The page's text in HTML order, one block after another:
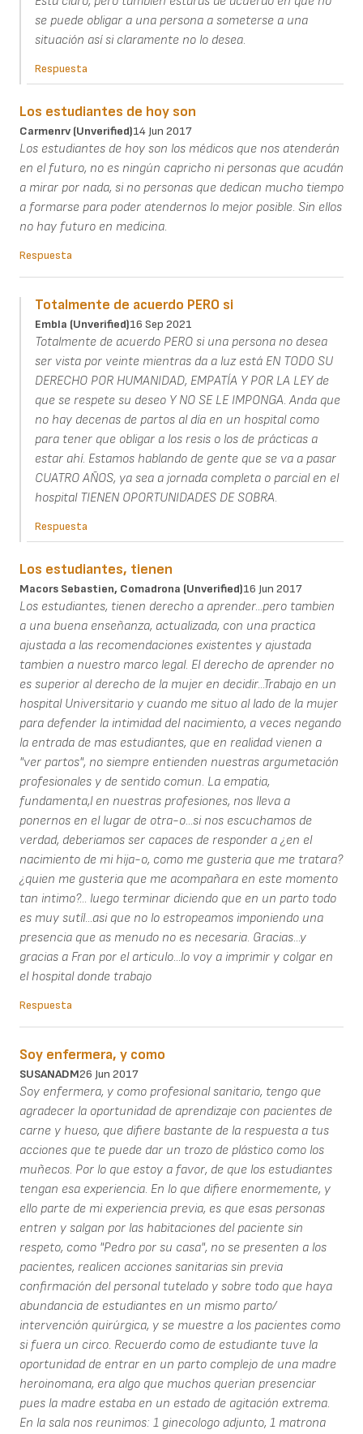
se puede obligar a una persona a someterse a una
situación así si claramente no lo desea.
Respuesta
Los estudiantes de hoy son
Carmenrv (unverified)14 Jun 2017
Los estudiantes de hoy son los médicos que nos atenderán
en el futuro, no es ningún capricho ni personas que acudán
a mirar por nada, si no personas que dedican mucho tiempo
a formarse para poder atendernos lo mejor posible. Sin ellos
no hay futuro en medicina.
Respuesta
Totalmente de acuerdo PERO si
Embla (unverified)16 Sep 2021
Totalmente de acuerdo PERO si una persona no desea
ser vista por veinte mientras da a luz está EN TODO SU
DERECHO POR HUMANIDAD, EMPATÍA Y POR LA LEY de
que se respete su deseo Y NO SE LE IMPONGA. Anda que
no hay decenas de partos al día en un hospital como
para tener que obligar a los resis o los de prácticas a
estar ahí. Estamos hablando de gente que se va a pasar
CUATRO AÑOS, ya sea a jornada completa o parcial en el
hospital TIENEN OPORTUNIDADES DE SOBRA.
Respuesta
Los estudiantes, tienen
Macors Sebastien, Comadrona (unverified)16 Jun 2017
Los estudiantes, tienen derecho a aprender...pero tambien
a una buena enseñanza, actualizada, con una practica
ajustada a las recomendaciones existentes y ajustada
tambien a nuestro marco legal. El derecho de aprender no
es superior al derecho de la mujer en decidir...Trabajo en un
hospital Universitario y cuando me situo al lado de la mujer
para defender la intimidad del nacimiento, a veces negando
la entrada de mas estudiantes, que en realidad vienen a
"ver partos", no siempre entienden nuestras argumetación
profesionales y de sentido comun. La empatia,
fundamenta,l en nuestras profesiones, nos lleva a
ponernos en el lugar de otra-o...si nos escuchamos de
verdad, deberiamos ser capaces de responder a ¿en el
nacimiento de mi hija-o, como me gusteria que me tratara?
¿quien me gusteria que me acompañara en este momento
tan intimo?... luego terminar diciendo que en un parto todo
es muy sutíl...asi que no lo estropeamos imponiendo una
presencia que as menudo no es necesaria. Gracias...y
gracias a Fran por el articulo...lo voy a imprimir y colgar en
el hospital donde trabajo
Respuesta
Soy enfermera, y como
SUSANADM26 Jun 2017
Soy enfermera, y como profesional sanitario, tengo que
agradecer la oportunidad de aprendizaje con pacientes de
carne y hueso, que difiere bastante de la respuesta a tus
acciones que te puede dar un trozo de plástico como los
muñecos. Por lo que estoy a favor, de que los estudiantes
tengan esa experiencia. En lo que difiere enormemente, y
ello parte de mi experiencia previa, es que esas personas
entren y salgan por las habitaciones del paciente sin
respeto, como "Pedro por su casa", no se presenten a los
pacientes, realicen acciones sanitarias sin previa
confirmación del personal tutelado y sobre todo que haya
abundancia de estudiantes en un mismo parto/
intervención quirúrgica, y se muestre a los pacientes como
si fuera un circo. Recuerdo como de estudiante tuve la
oportunidad de entrar en un parto complejo de una madre
heroinomana, era algo que muchos querian presenciar
pues la madre estaba en un estado de agitación extrema.
En la sala nos reunimos: 1 ginecologo adjunto, 1 matrona